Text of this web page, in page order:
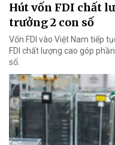
Hút vốn FDI chất
trưởng 2 con số
Vốn FDI vào Việt Nam tiếp
FDI chất lượng cao góp
số.